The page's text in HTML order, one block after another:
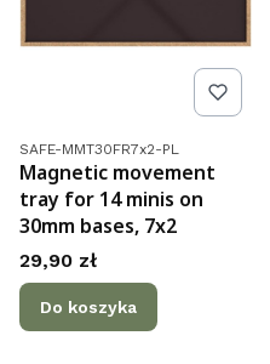
Kod produktu
SAFE-MMT30FR7x2-PL
Magnetic movement
tray for 14 minis on
30mm bases, 7x2
Cena
29,90 zł
Do koszyka